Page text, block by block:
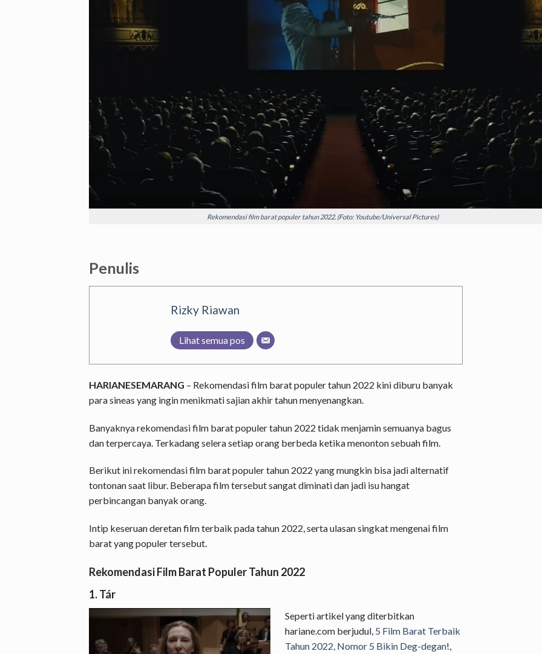
Rekomendasi film barat populer tahun 2022. (Foto: Youtube/Universal Pictures)
Penulis
Rizky Riawan
Lihat semua pos
HARIANESEMARANG – Rekomendasi film barat populer tahun 2022 kini diburu banyak
para sineas yang ingin menikmati sajian akhir tahun menyenangkan.
Banyaknya rekomendasi film barat populer tahun 2022 tidak menjamin semuanya bagus
dan terpercaya. Terkadang selera setiap orang berbeda ketika menonton sebuah film.
Berikut ini rekomendasi film barat populer tahun 2022 yang mungkin bisa jadi alternatif
tontonan saat libur. Beberapa film tersebut sangat diminati dan jadi isu hangat
perbincangan banyak orang.
Intip keseruan deretan film terbaik pada tahun 2022, serta ulasan singkat mengenai film
barat yang populer tersebut.
Rekomendasi Film Barat Populer Tahun 2022
1. Tár
Seperti artikel yang diterbitkan
hariane.com berjudul, 5 Film Barat Terbaik
Tahun 2022, Nomor 5 Bikin Deg-degan!,